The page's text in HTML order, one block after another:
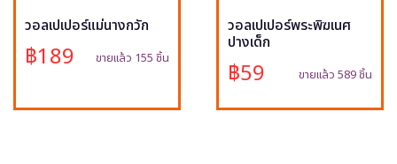
วอลเปเปอร์แม่นางกวัก
฿189 ขายแล้ว 155 ชิ้น
วอลเปเปอร์พระพิฆเนศ
ปางเด็ก
฿59 ขายแล้ว 589 ชิ้น